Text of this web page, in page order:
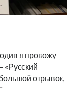
я провожу
«Русский
отрывок,